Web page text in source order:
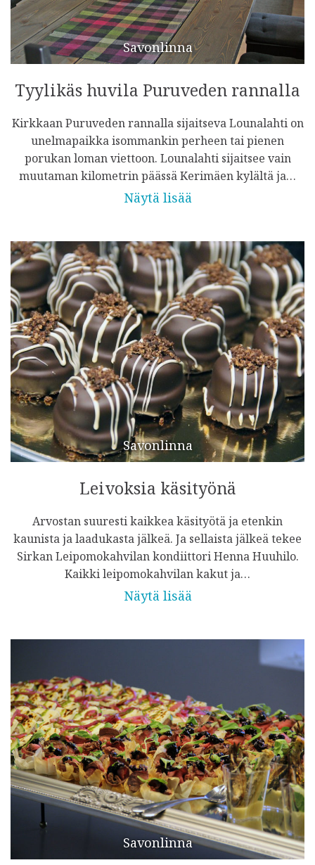
Savonlinna
Tyylikäs huvila Puruveden rannalla
Kirkkaan Puruveden rannalla sijaitseva Lounalahti on
unelmapaikka isommankin perheen tai pienen
porukan loman viettoon. Lounalahti sijaitsee vain
muutaman kilometrin päässä Kerimäen kylältä ja…
Näytä lisää
Savonlinna
Leivoksia käsityönä
Arvostan suuresti kaikkea käsityötä ja etenkin
kaunista ja laadukasta jälkeä. Ja sellaista jälkeä tekee
Sirkan Leipomokahvilan kondiittori Henna Huuhilo.
Kaikki leipomokahvilan kakut ja…
Näytä lisää
Savonlinna